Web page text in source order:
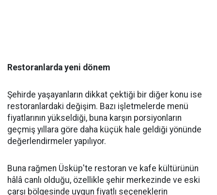
Restoranlarda yeni dönem
Şehirde yaşayanların dikkat çektiği bir diğer konu ise
restoranlardaki değişim. Bazı işletmelerde menü
fiyatlarının yükseldiği, buna karşın porsiyonların
geçmiş yıllara göre daha küçük hale geldiği yönünde
değerlendirmeler yapılıyor.
Buna rağmen Üsküp'te restoran ve kafe kültürünün
hâlâ canlı olduğu, özellikle şehir merkezinde ve eski
çarşı bölgesinde uygun fiyatlı seçeneklerin